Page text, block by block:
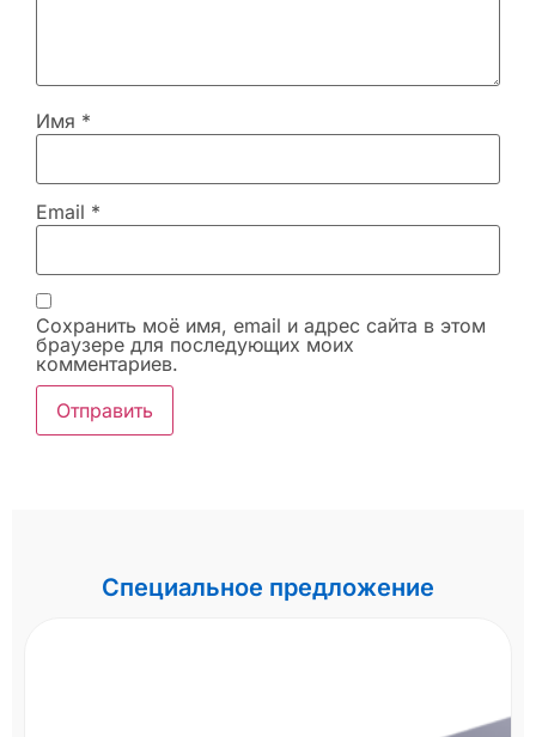
Имя *
Email *
Сохранить моё имя, email и адрес сайта в этом
браузере для последующих моих
комментариев.
Специальное предложение